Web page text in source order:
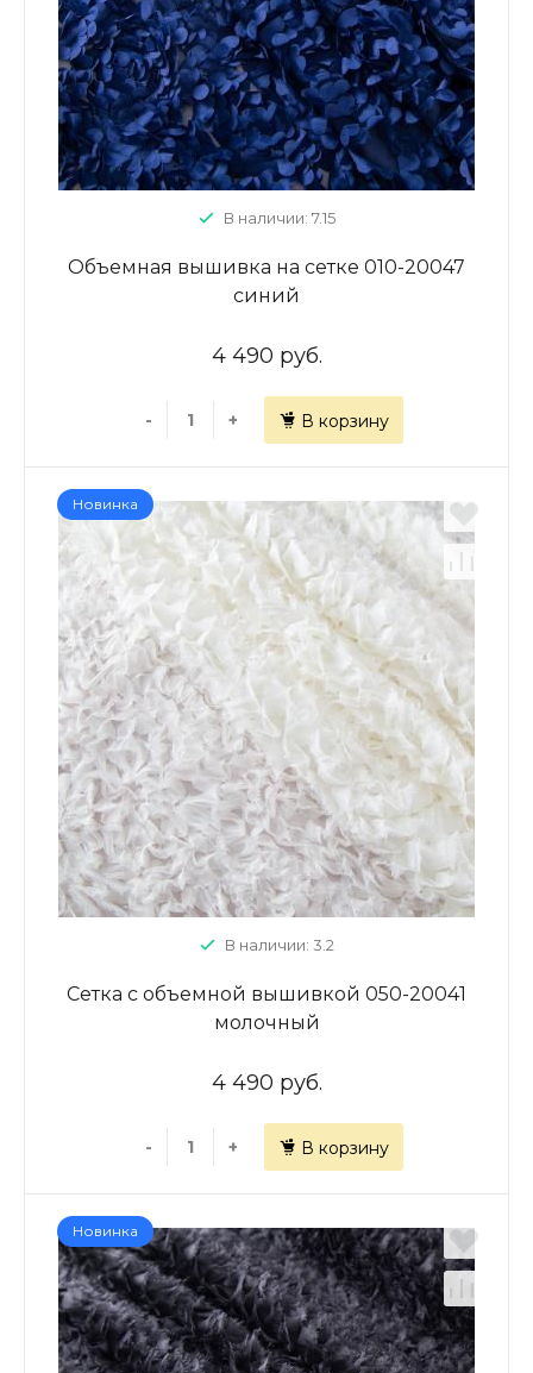
В наличии: 7.15
Объемная вышивка на сетке 010-20047
синий
4 490 руб.
- + В корзину
Новинка
В наличии: 3.2
Сетка с объемной вышивкой 050-20041
молочный
4 490 руб.
- + В корзину
Новинка